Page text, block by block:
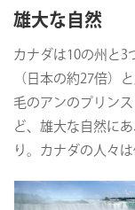
雄大な自然
カナダは10の州と3
（日本の約27倍）
毛のアンのプリン
ど、雄大な自然に
り。カナダの人々